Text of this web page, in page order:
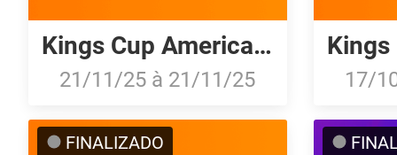
Kings Cup America 2025
21/11/25 à 21/11/25 17/
FINALIZADO